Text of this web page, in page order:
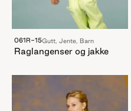
061R-15Gutt, Jente, Barn
Raglangenser og jakke